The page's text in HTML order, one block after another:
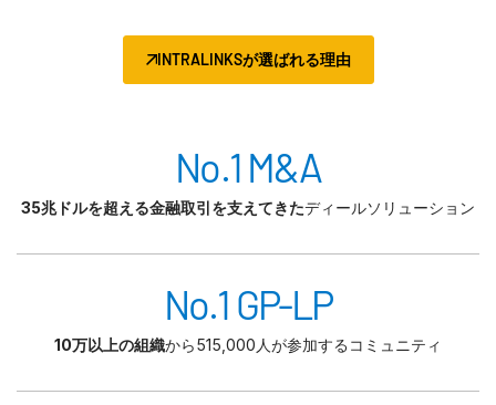
INTRALINKSが選ばれる理由
No.1 M&A
35兆ドルを超える金融取引を支えてきたディールソリューション
No.1 GP-LP
10万以上の組織から515,000人が参加するコミュニティ